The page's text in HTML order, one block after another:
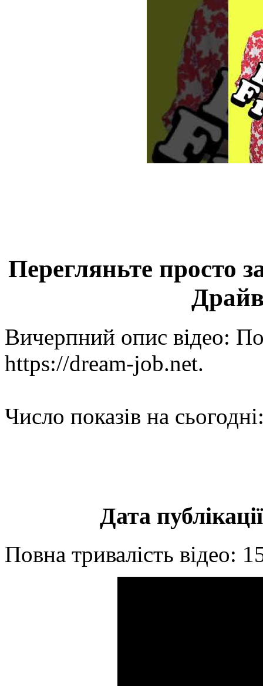
Перегляньте просто
Вичерпний опис відео:
https://dream-job.net.
Число показів на
Дата
Повна тривалість відео: